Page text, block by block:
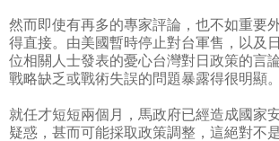
然而即使有再多的專家評論，也不如重要
得直接。由美國暫時停止對台軍售，以及
位相關人士發表的憂心台灣對日政策的言
戰略缺乏或戰術失誤的問題暴露得很明顯。
就任才短短兩個月，馬政府已經造成國家
疑惑，甚而可能採取政策調整，這絕對不